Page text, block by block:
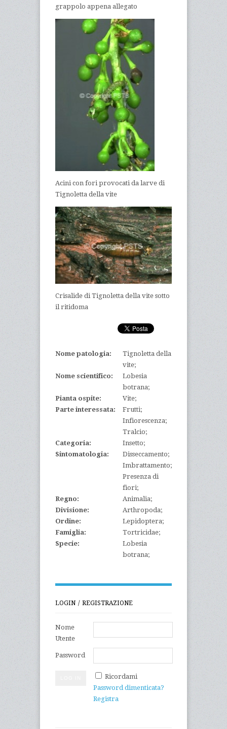
grappolo appena allegato
Acini con fori provocati da larve di
Tignoletta della vite
Crisalide di Tignoletta della vite sotto
il ritidoma
Nome patologia:
Tignoletta della
vite;
Nome scientifico:
Lobesia
botrana;
Pianta ospite:
Vite;
Parte interessata:
Frutti;
Infiorescenza;
Tralcio;
Categoria:
Insetto;
Sintomatologia:
Disseccamento;
Imbrattamento;
Presenza di
fiori;
Regno:
Animalia;
Divisione:
Arthropoda;
Ordine:
Lepidoptera;
Famiglia:
Tortricidae;
Specie:
Lobesia
botrana;
LOGIN / REGISTRAZIONE
Nome
Utente
Password
Ricordami
Password dimenticata?
Registra